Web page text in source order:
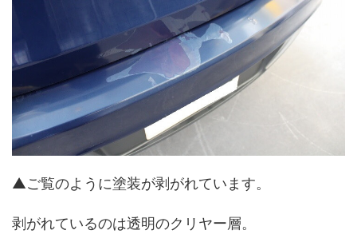
▲ご覧のように塗装が剥がれています。
剥がれているのは透明のクリヤー層。